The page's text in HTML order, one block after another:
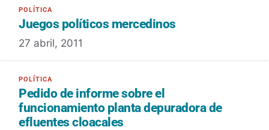
Juegos políticos mercedinos
27 abril, 2011
Pedido de informe sobre el
funcionamiento planta depuradora de
efluentes cloacales